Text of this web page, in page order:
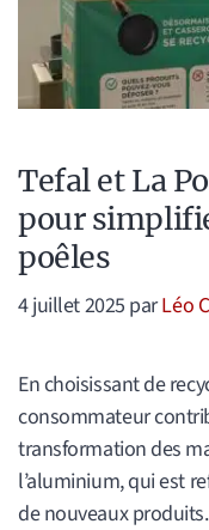
Tefal et La
pour
poêles
4 juillet 2025 parLéo
En choisissant de
consommateur
transformation des
l’aluminium, qui est
de nouveaux produits.